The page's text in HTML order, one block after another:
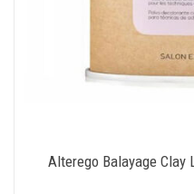
Alterego Balayage Clay